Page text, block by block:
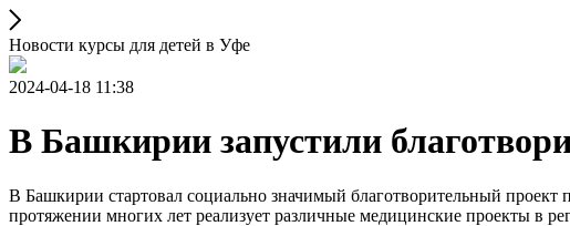
Новости курсы для детей в Уфе
2024-04-18 11:38
В Башкирии запустили
В Башкирии стартовал социально значимый благотворительный
протяжении многих лет реализует различные медицинские проекты в